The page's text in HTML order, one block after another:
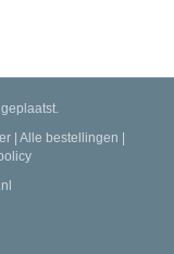
| Alle bestellingen